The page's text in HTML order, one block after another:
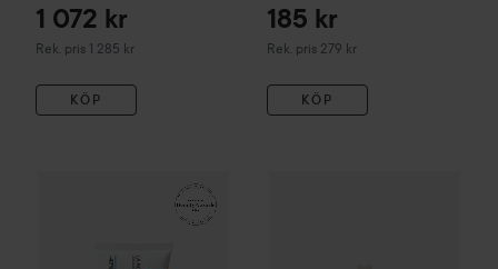
1 072 kr
Rek. pris 1 285 kr
Rekommenderat pris 1 285 kr
KÖP
185 kr
Rek. pris 279 kr
Rekommenderat pris 279 kr
KÖP
La Roche-Posay